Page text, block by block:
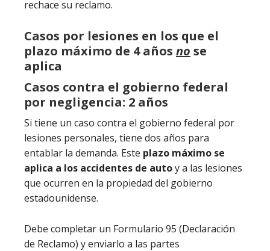
rechace su reclamo.
Casos por lesiones en los que el
plazo máximo de 4 años no se
aplica
Casos contra el gobierno federal
por negligencia: 2 años
Si tiene un caso contra el gobierno federal por
lesiones personales, tiene dos años para
entablar la demanda. Este plazo máximo se
aplica a los accidentes de autoy a las lesiones
que ocurren en la propiedad del gobierno
estadounidense.
Debe completar un Formulario 95 (Declaración
de Reclamo) y enviarlo a las partes